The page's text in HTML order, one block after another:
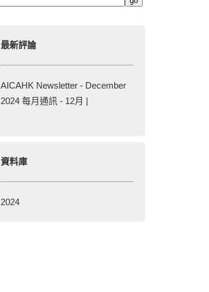
最新評論
AICAHK Newsletter - December
2024 每月通訊 - 12月 |
資料庫
2024